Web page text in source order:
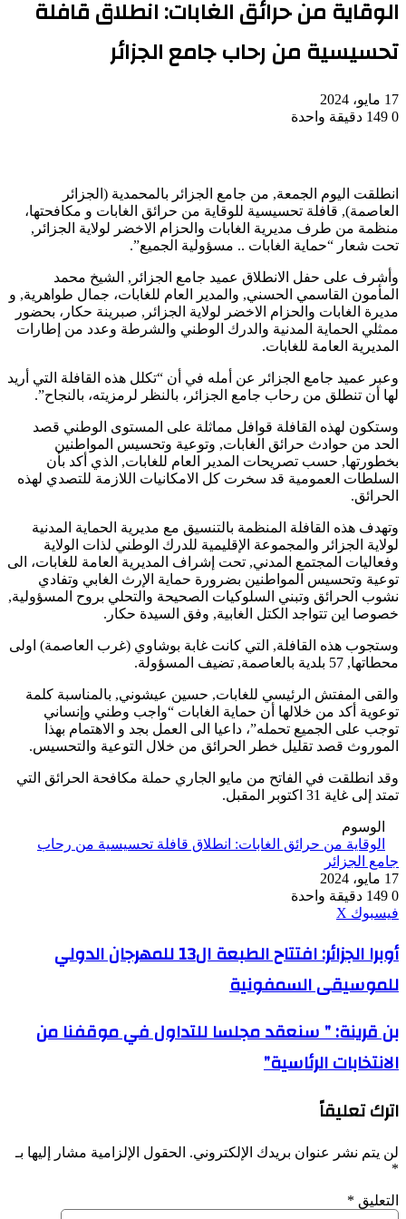
الوقاية من حرائق الغابات: انطلاق قافلة
تحسيسية من رحاب جامع الجزائر
17 مايو، 2024
0
دقيقة واحدة
انطلقت اليوم الجمعة, من جامع الجزائر بالمحمدية (الجزائر
العاصمة), قافلة تحسيسية للوقاية من حرائق الغابات و مكافحتها،
منظمة من طرف مديرية الغابات والحزام الاخضر لولاية الجزائر,
تحت شعار “حماية الغابات .. مسؤولية الجميع”.
وأشرف على حفل الانطلاق عميد جامع الجزائر, الشيخ محمد
المأمون القاسمي الحسني, والمدير العام للغابات، جمال طواهرية, و
مديرة الغابات والحزام الاخضر لولاية الجزائر, صبرينة حكار، بحضور
ممثلي الحماية المدنية والدرك الوطني والشرطة وعدد من إطارات
المديرية العامة للغابات.
وعبر عميد جامع الجزائر عن أمله في أن “تكلل هذه القافلة التي أريد
لها أن تنطلق من رحاب جامع الجزائر، بالنظر لرمزيته، بالنجاح”.
وستكون لهذه القافلة قوافل مماثلة على المستوى الوطني قصد
الحد من حوادث حرائق الغابات, وتوعية وتحسيس المواطنين
بخطورتها, حسب تصريحات المدير العام للغابات, الذي أكد بأن
السلطات العمومية قد سخرت كل الامكانيات اللازمة للتصدي لهذه
الحرائق.
وتهدف هذه القافلة المنظمة بالتنسيق مع مديرية الحماية المدنية
لولاية الجزائر والمجموعة الإقليمية للدرك الوطني لذات الولاية
وفعاليات المجتمع المدني, تحت إشراف المديرية العامة للغابات، الى
توعية وتحسيس المواطنين بضرورة حماية الإرث الغابي وتفادي
نشوب الحرائق وتبني السلوكيات الصحيحة والتحلي بروح المسؤولية,
خصوصا اين تتواجد الكتل الغابية, وفق السيدة حكار.
وستجوب هذه القافلة, التي كانت غابة بوشاوي (غرب العاصمة) اولى
محطاتها, 57 بلدية بالعاصمة, تضيف المسؤولة.
والقى المفتش الرئيسي للغابات, حسين عيشوني, بالمناسبة كلمة
توعوية أكد من خلالها أن حماية الغابات “واجب وطني وإنساني
توجب على الجميع تحمله”، داعيا الى العمل بجد و الاهتمام بهذا
الموروث قصد تقليل خطر الحرائق من خلال التوعية والتحسيس.
وقد انطلقت في الفاتح من مايو الجاري حملة مكافحة الحرائق التي
تمتد إلى غاية 31 اكتوبر المقبل.
الوسوم
الوقاية من حرائق الغابات: انطلاق قافلة تحسيسية من رحاب
جامع الجزائر
17 مايو، 2024
0
دقيقة واحدة
فيسبوك ‫X
أوبرا
الجزائر:
افتتاح
الطبعة
للمهرجان
للموسيقى
أوبرا الجزائر: افتتاح الطبعة ال13 للمهرجان الدولي
للموسيقى السمفونية
بن
قرينة:
”
سنعقد
للتداول
موقفنا
من
الرئاسية”
بن قرينة: ” سنعقد مجلسا للتداول في موقفنا من
الانتخابات الرئاسية”
اترك تعليقاً
لن يتم نشر عنوان بريدك الإلكتروني. الحقول الإلزامية مشار إليها بـ
*
التعليق *